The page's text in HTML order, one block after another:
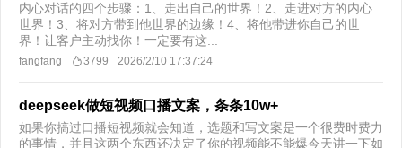
内心对话的四个步骤：1、走出自己的世界！2、走进对方的内心
世界！3、将对方带到他世界的边缘！4、将他带进你自己的世
界！让客户主动找你！一定要有这...
fangfang 3799 2026/2/10 17:37:24
deepseek做短视频口播文案，条条10w+
如果你搞过口播短视频就会知道，选题和写文案是一个很费时费力
的事情，并且这两个东西还决定了你的视频能不能爆今天讲一下如